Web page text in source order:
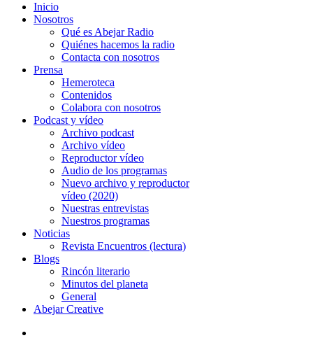
Inicio
Nosotros
Qué es Abejar Radio
Quiénes hacemos la radio
Contacta con nosotros
Prensa
Hemeroteca
Contenidos
Colabora con nosotros
Podcast y vídeo
Archivo podcast
Archivo vídeo
Reproductor vídeo
Audio de los programas
Nuevo archivo y reproductor
vídeo (2020)
Nuestras entrevistas
Nuestros programas
Noticias
Revista Encuentros (lectura)
Blogs
Rincón literario
Minutos del planeta
General
Abejar Creative